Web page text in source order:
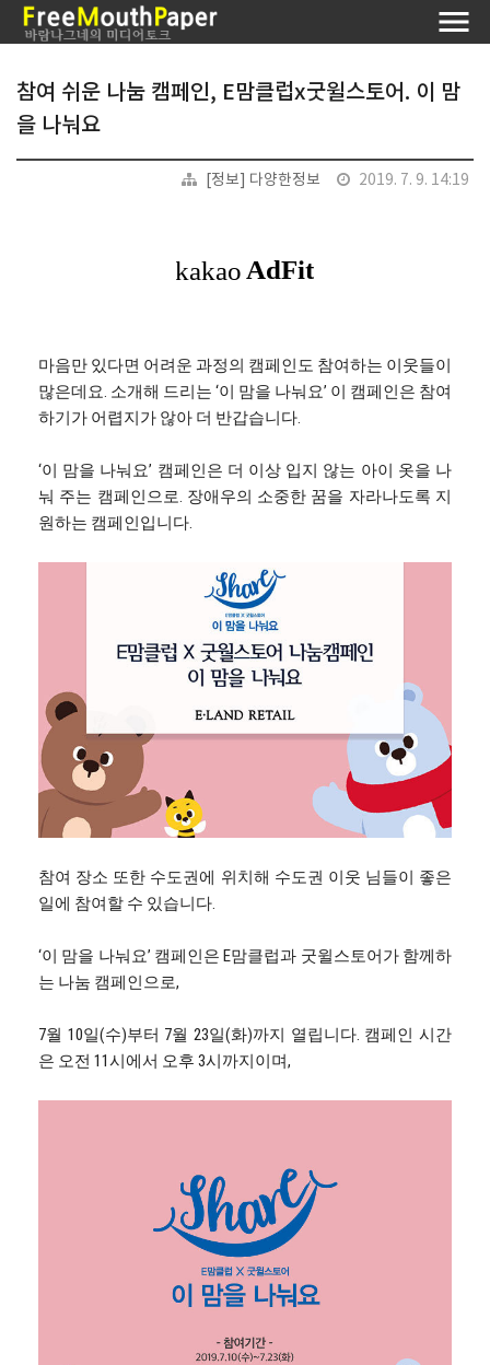
참여 쉬운 나눔 캠페인, E맘클럽x굿윌스토어. 이 맘
을 나눠요
[정보] 다양한정보 2019. 7. 9. 14:19
마음만 있다면 어려운 과정의 캠페인도 참여하는 이웃들이
많은데요. 소개해 드리는 ‘이 맘을 나눠요’ 이 캠페인은 참여
하기가 어렵지가 않아 더 반갑습니다.
‘이 맘을 나눠요’ 캠페인은 더 이상 입지 않는 아이 옷을 나
눠 주는 캠페인으로. 장애우의 소중한 꿈을 자라나도록 지
원하는 캠페인입니다.
참여 장소 또한 수도권에 위치해 수도권 이웃 님들이 좋은
일에 참여할 수 있습니다.
‘이 맘을 나눠요’ 캠페인은 E맘클럽과 굿윌스토어가 함께하
는 나눔 캠페인으로,
7월 10일(수)부터 7월 23일(화)까지 열립니다. 캠페인 시간
은 오전 11시에서 오후 3시까지이며,